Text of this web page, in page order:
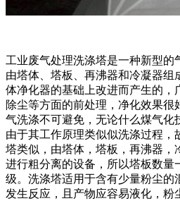
工业废气处理洗涤塔是一种新型的
由塔体、塔板、再沸器和冷凝器组
体净化器的基础上改进而产生的，
除尘等方面的前处理，净化效果
气洗涤不可避免，无论什么煤气化
由于其工作原理类似似洗涤过程，
塔类似，由塔体，塔板，再沸器，
进行粗分离的设备，所以塔板数量
级。洗涤塔适用于含有少量粉尘的
发生反应，且产物应容易液化，粉